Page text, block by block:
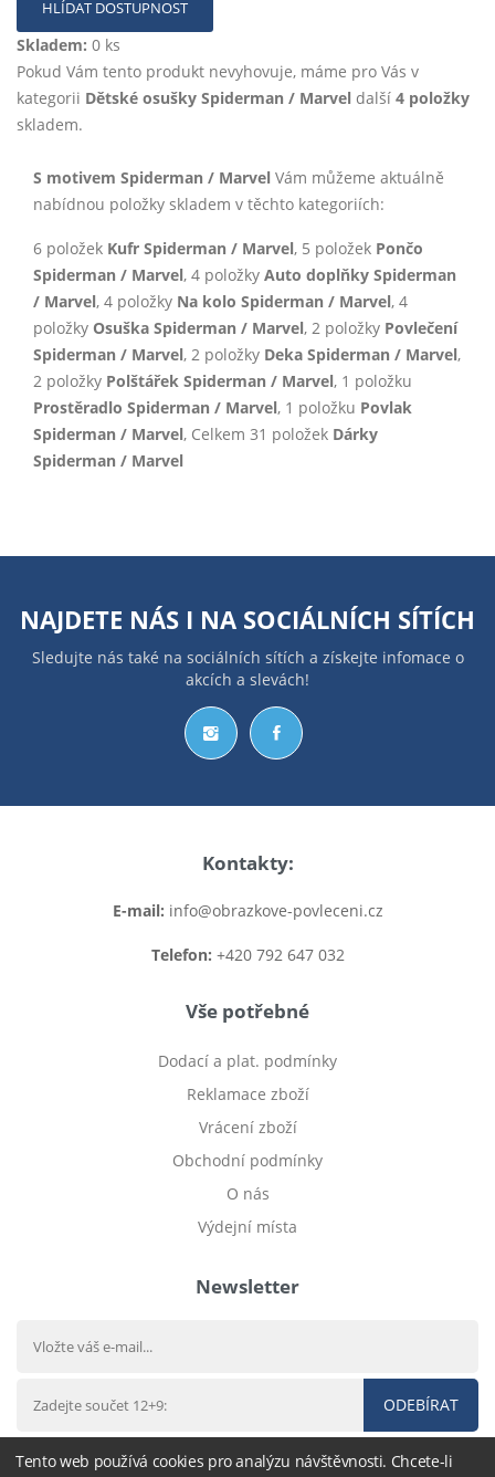
HLÍDAT DOSTUPNOST
Skladem: 0 ks
Pokud Vám tento produkt nevyhovuje, máme pro Vás v
kategorii Dětské osušky Spiderman / Marvel další 4 položky
skladem.
S motivem Spiderman / Marvel Vám můžeme aktuálně
nabídnou položky skladem v těchto kategoriích:
6 položek Kufr Spiderman / Marvel, 5 položek Pončo
Spiderman / Marvel, 4 položky Auto doplňky Spiderman
/ Marvel, 4 položky Na kolo Spiderman / Marvel, 4
položky Osuška Spiderman / Marvel, 2 položky Povlečení
Spiderman / Marvel, 2 položky Deka Spiderman / Marvel,
2 položky Polštářek Spiderman / Marvel, 1 položku
Prostěradlo Spiderman / Marvel, 1 položku Povlak
Spiderman / Marvel, Celkem 31 položek Dárky
Spiderman / Marvel
NAJDETE NÁS I NA SOCIÁLNÍCH SÍTÍCH
Sledujte nás také na sociálních sítích a získejte infomace o
akcích a slevách!
Kontakty:
E-mail: info@obrazkove-povleceni.cz
Telefon: +420 792 647 032
Vše potřebné
Dodací a plat. podmínky
Reklamace zboží
Vrácení zboží
Obchodní podmínky
O nás
Výdejní místa
Newsletter
ODEBÍRAT
Tento web používá cookies pro analýzu návštěvnosti. Chcete-li